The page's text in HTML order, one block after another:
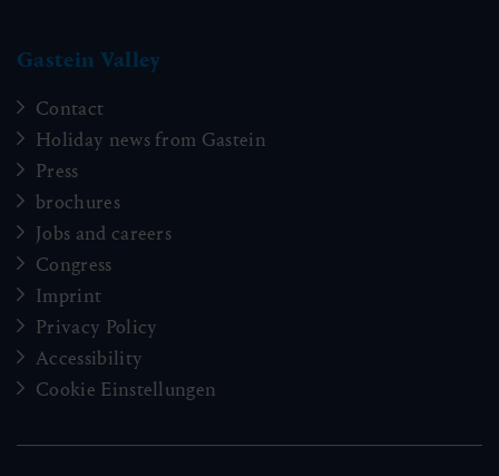
Gastein Valley
Contact
Holiday news from Gastein
Press
brochures
Jobs and careers
Congress
Imprint
Privacy Policy
Accessibility
Cookie Einstellungen